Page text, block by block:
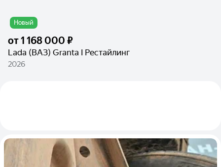
Новый
от1 168 000 ₽
Lada (ВАЗ) Granta I Рестайлинг
2026